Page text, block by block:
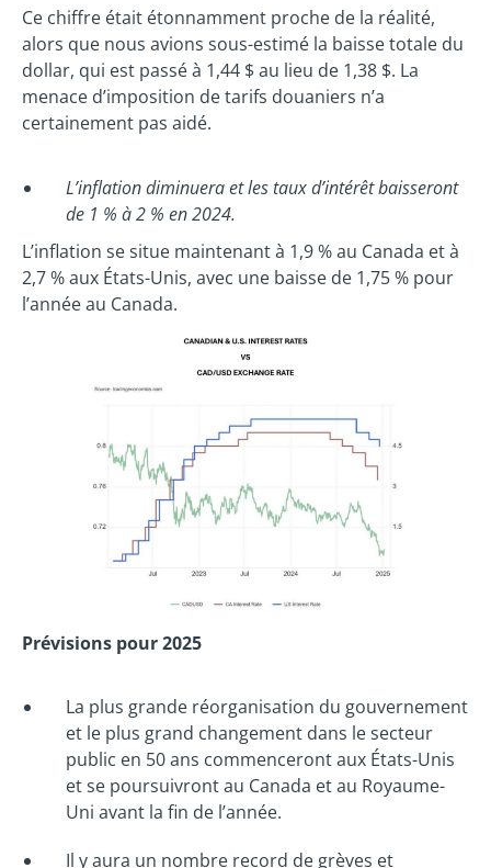
Ce chiffre était étonnamment proche de la réalité,
alors que nous avions sous-estimé la baisse totale du
dollar, qui est passé à 1,44 $ au lieu de 1,38 $. La
menace d’imposition de tarifs douaniers n’a
certainement pas aidé.
L’inflation diminuera et les taux d’intérêt baisseront
de 1 % à 2 % en 2024.
L’inflation se situe maintenant à 1,9 % au Canada et à
2,7 % aux États-Unis, avec une baisse de 1,75 % pour
l’année au Canada.
Prévisions pour 2025
La plus grande réorganisation du gouvernement
et le plus grand changement dans le secteur
public en 50 ans commenceront aux États-Unis
et se poursuivront au Canada et au Royaume-
Uni avant la fin de l’année.
Il y aura un nombre record de grèves et